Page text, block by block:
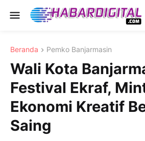
Beranda Pemko Banjarmasin
Wali Kota
Festival Ekraf,
Ekonomi Kreatif
Saing